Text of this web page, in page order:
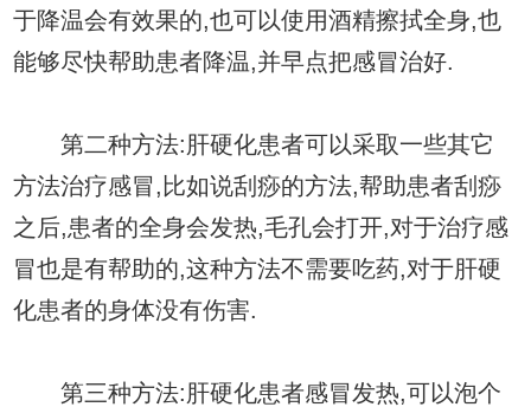
于降温会有效果的,也可以使用酒精擦拭全身,也
能够尽快帮助患者降温,并早点把感冒治好.
第二种方法:肝硬化患者可以采取一些其它
方法治疗感冒,比如说刮痧的方法,帮助患者刮痧
之后,患者的全身会发热,毛孔会打开,对于治疗感
冒也是有帮助的,这种方法不需要吃药,对于肝硬
化患者的身体没有伤害.
第三种方法:肝硬化患者感冒发热,可以泡个